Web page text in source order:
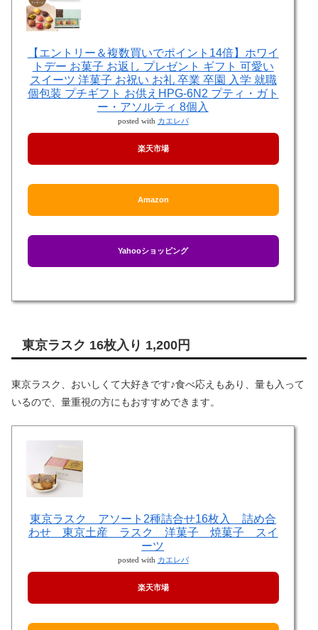
【エントリー＆複数買いでポイント14倍】ホワイ
トデー お菓子 お返し プレゼント ギフト 可愛い
スイーツ 洋菓子 お祝い お礼 卒業 卒園 入学 就職
個包装 プチギフト お供えHPG-6N2 プティ・ガト
ー・アソルティ 8個入
posted with カエレバ
楽天市場
Amazon
Yahooショッピング
東京ラスク 16枚入り 1,200円
東京ラスク、おいしくて大好きです♪食べ応えもあり、量も入って
いるので、量重視の方にもおすすめできます。
東京ラスク アソート2種詰合せ16枚入 詰め合
わせ 東京土産 ラスク 洋菓子 焼菓子 スイ
ーツ
posted with カエレバ
楽天市場